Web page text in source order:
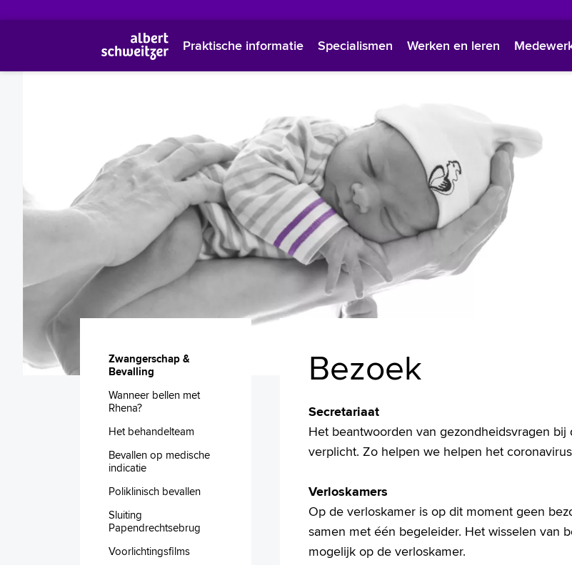
Praktische informatie Specialismen Werken en leren
Zwangerschap &
Bevalling
Wanneer bellen met
Rhena?
Het behandelteam
Bevallen op medische
indicatie
Poliklinisch bevallen
Sluiting
Papendrechtsebrug
Voorlichtingsfilms
Bezoek
Secretariaat
Het beantwoorden van gezondheidsvragen
verplicht. Zo helpen we helpen het
Verloskamers
Op de verloskamer is op dit moment geen
samen met één begeleider. Het wisselen van
mogelijk op de verloskamer.